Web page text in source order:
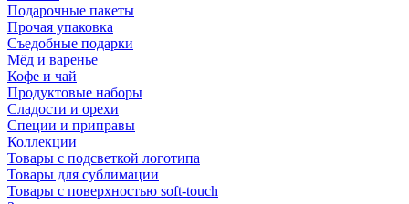
Подарочные пакеты
Прочая упаковка
Съедобные подарки
Мёд и варенье
Кофе и чай
Продуктовые наборы
Сладости и орехи
Специи и приправы
Коллекции
Товары с подсветкой логотипа
Товары для сублимации
Товары с поверхностью soft-touch